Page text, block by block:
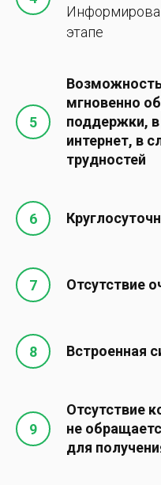
этапе
мгновенно
поддержки,
интернет, в
трудностей
Отсутствие
Встроенная
Отсутствие
не
для